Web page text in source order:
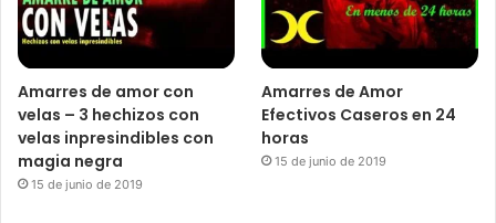
Amarres de amor con
velas – 3 hechizos con
velas inpresindibles con
magia negra
15 de junio de 2019
Amarres de Amor
Efectivos Caseros en 24
horas
15 de junio de 2019